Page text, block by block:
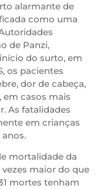
alarmante de
como uma
de Panzi,
do surto, em
os pacientes
dor de cabeça,
em casos mais
As fatalidades
em crianças
mortalidade da
maior do que
mortes tenham